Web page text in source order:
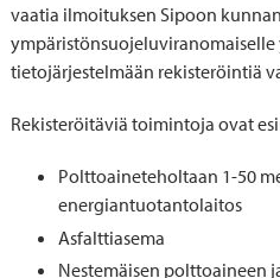
vaatia ilmoituksen Sipoon kunnan
tietojärjestelmään rekisteröintiä
Rekisteröitäviä toimintoja ovat
Polttoaineteholtaan 1-50
energiantuotantolaitos
Asfalttiasema
Nestemäisen polttoaineen